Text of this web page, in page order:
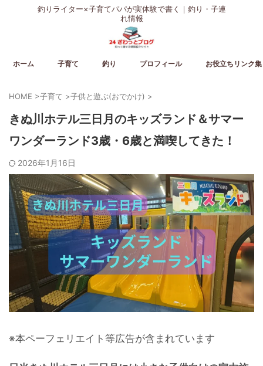
釣りライター×子育てパパが実体験で書く｜釣り・子連
れ情報
ホーム 子育て 釣り プロフィール お役立ちリンク集
HOME >子育て >子供と遊ぶ(おでかけ) >
きぬ川ホテル三日月のキッズランド＆サマー
ワンダーランド3歳・6歳と満喫してきた！
2026年1月16日
※本ペーフェリエイト等広告が含まれています